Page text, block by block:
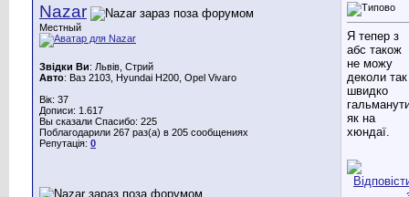
Nazar
Местный
Звідки Ви: Львів, Стрий
Авто: Ваз 2103, Hyundai H200, Opel Vivaro
Вік: 37
Дописи: 1.617
Вы сказали Спасибо: 225
Поблагодарили 267 раз(а) в 205 сообщениях
Репутація: 0
Я тепер з
абс також
не можу
деколи так
швидко
як на
хюндаї.